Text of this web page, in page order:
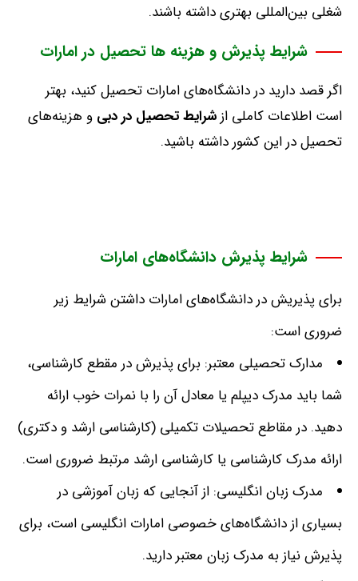
شغلی بین‌المللی بهتری داشته باشند.
شرایط پذیرش و هزینه ها تحصیل در امارات
اگر قصد دارید در دانشگاه‌های امارات تحصیل کنید، بهتر
است اطلاعات کاملی ازشرایطتحصیل دردبی و هزینه‌های
تحصیل در این کشور داشته باشید.
شرایط پذیرش دانشگاه‌های امارات
برای پذیریش در دانشگاه‌های امارات داشتن شرایط زیر
ضروری است:
مدارک تحصیلی معتبر: برای پذیرش در مقطع کارشناسی،
شما باید مدرک دیپلم یا معادل آن را با نمرات خوب ارائه
دهید. در مقاطع تحصیلات تکمیلی (کارشناسی ارشد و دکتری)
ارائه مدرک کارشناسی یا کارشناسی ارشد مرتبط ضروری است.
مدرک زبان انگلیسی: از آنجایی که زبان آموزشی در
بسیاری از دانشگاه‌های خصوصی امارات انگلیسی است، برای
پذیرش نیاز به مدرک زبان معتبر دارید.